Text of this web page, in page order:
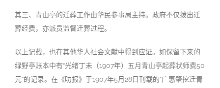
其三、青山亭的迁葬工作由华民参事局主持。政府不仅拨出迁
葬经费，亦派员监督迁葬过程。
以上记载，也在其他华人社会文献中得到应证。如保留下来的
绿野亭账本中有“光绪丁未（1907年）五月青山亭起葬状师费50
元”的记录。在《叻报》于1907年5月28日刊载的“广惠肇挖迁青